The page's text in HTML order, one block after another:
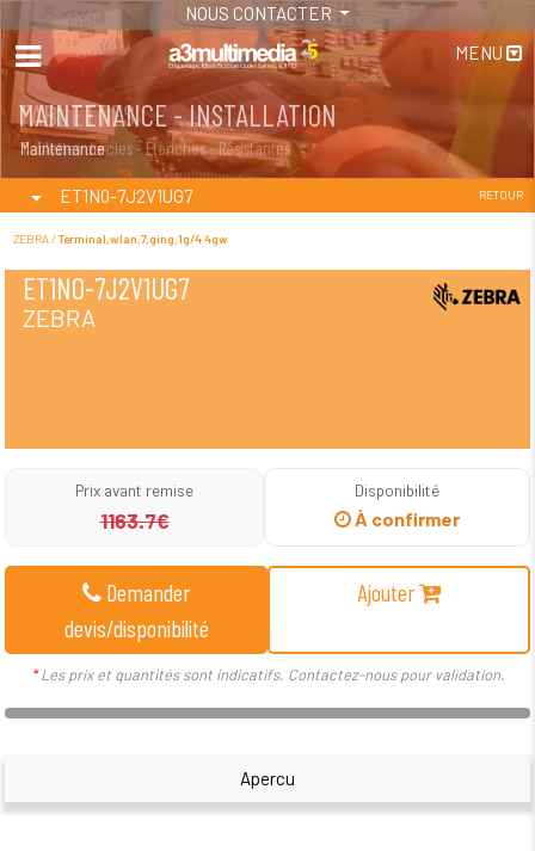
NOUS CONTACTER
MENU
MAINTENANCE - INSTALLATION
Maintenance
TABLETTES
Tablettes durcies - Étanches - Résistantes
ET1N0-7J2V1UG7 RETOUR
ZEBRA /Terminal,wlan,7,ging,1g/4 4gw
ET1N0-7J2V1UG7
ZEBRA
Prix avant remise
1163.7€
Disponibilité
À confirmer
Demander
devis/disponibilité
Ajouter
*Les prix et quantités sont indicatifs. Contactez-nous pour validation.
Apercu